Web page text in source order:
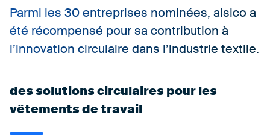
Parmi les 30 entreprises nominées, alsico a
été récompensé pour sa contribution à
l’innovation circulaire dans l’industrie textile.
des solutions circulaires pour les
vêtements de travail